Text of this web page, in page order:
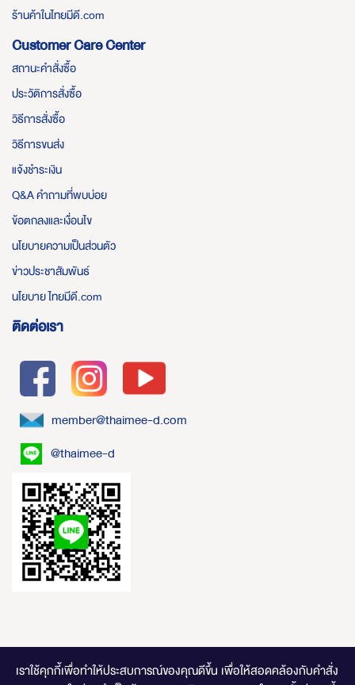
เราใช้คุกกี้เพื่อทำให้ประสบการณ์ของคุณดีขึ้น เพื่อให้สอดคล้องกับคำสั่ง
ร้านค้าในไทยมีดี.com
Customer Care Center
สถานะคำสั่งซื้อ
ประวัติการสั่งซื้อ
วิธีการสั่งซื้อ
วิธีการขนส่ง
แจ้งชำระเงิน
Q&A คำถามที่พบบ่อย
ข้อตกลงและเงื่อนไข
นโยบายความเป็นส่วนตัว
ข่าวประชาสัมพันธ์
นโยบาย ไทยมีดี.com
ติดต่อเรา
member@thaimee-d.com
@thaimee-d